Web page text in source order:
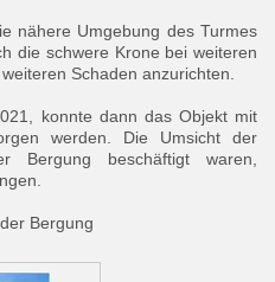
nähere Umgebung des Turmes
die schwere Krone bei weiteren
Schaden anzurichten.
konnte dann das Objekt mit
werden. Die Umsicht der
beschäftigt waren,
Bergung